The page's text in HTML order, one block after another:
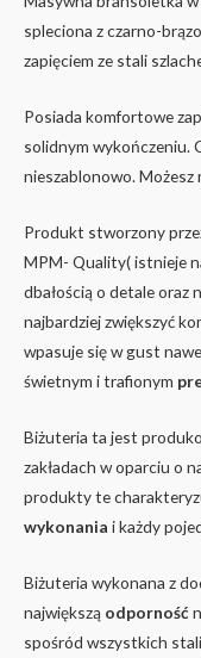
spleciona z czarno-
zapięciem ze stali
Posiada komfortowe
solidnym wykończeniu.
nieszablonowo. Możesz
Produkt stworzony
MPM- Quality( istnieje
dbałością o detale oraz
najbardziej zwiększyć
wpasuje się w gust
świetnym i trafionym
Biżuteria ta jest
zakładach w oparciu o
produkty te
wykonania i każdy
Biżuteria wykonana z
największą odporność
spośród wszystkich